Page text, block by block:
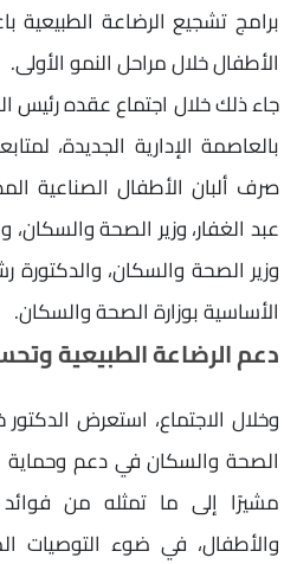
برامج تشجيع الرضاعة الطبيعية
الأطفال خلال مراحل النمو الأولى.
جاء ذلك خلال اجتماع عقده رئيس
بالعاصمة الإدارية الجديدة،
صرف ألبان الأطفال الصناعية
عبد الغفار، وزير الصحة والسكان،
وزير الصحة والسكان، والدكتورة
الأساسية بوزارة الصحة والسكان.
دعم الرضاعة الطبيعية
وخلال الاجتماع، استعرض الدكتور
الصحة والسكان في دعم وحماية
مشيرًا إلى ما تمثله من
والأطفال، في ضوء التوصيات